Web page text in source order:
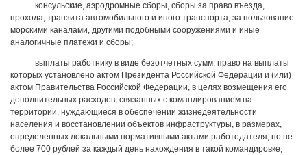
консульские, аэродромные сборы, сборы за право въезда,
прохода, транзита автомобильного и иного транспорта, за пользование
морскими каналами, другими подобными сооружениями и иные
аналогичные платежи и сборы;
выплаты работнику в виде безотчетных сумм, право на выплаты
которых установлено актом Президента Российской Федерации и (или)
актом Правительства Российской Федерации, в целях возмещения его
дополнительных расходов, связанных с командированием на
территории, нуждающиеся в обеспечении жизнедеятельности
населения и восстановлении объектов инфраструктуры, в размерах,
определенных локальными нормативными актами работодателя, но не
более 700 рублей за каждый день нахождения в такой командировке;